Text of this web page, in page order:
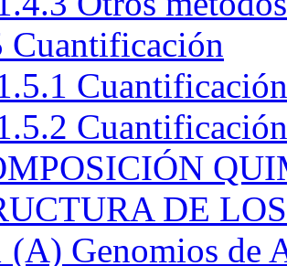
Cuantificación
DE
(A) Genomios de